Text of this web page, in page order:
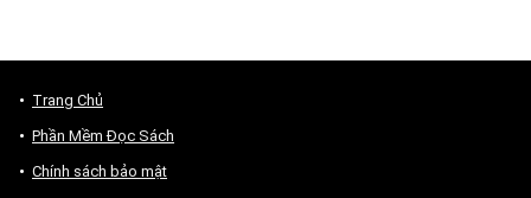
Trang Chủ
Phần Mềm Đọc Sách
Chính sách bảo mật